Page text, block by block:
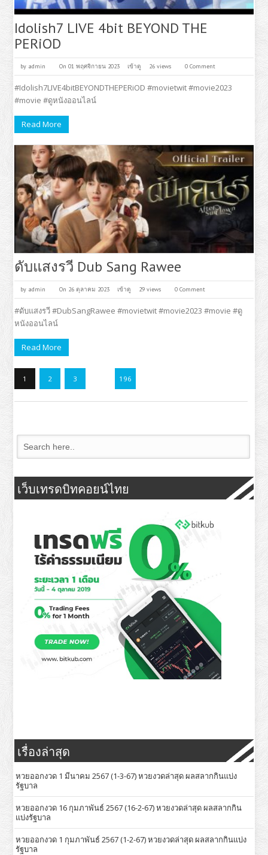
Idolish7 LIVE 4bit BEYOND THE
PERiOD
by admin On 01 พฤศจิกายน 2023 เข้าดู 26 views 0 Comment
#Idolish7LIVE4bitBEYONDTHEPERiOD #movietwit #movie2023
#movie #ดูหนังออนไลน์
Read More
ดับแสงรวี Dub Sang Rawee
by admin On 26 ตุลาคม 2023 เข้าดู 29 views 0 Comment
#ดับแสงรวี #DubSangRawee #movietwit #movie2023 #movie #ดู
หนังออนไลน์
Read More
1 2 3 196
เว็บเทรดบิทคอยน์ไทย
เรื่องล่าสุด
หวยออกงวด 1 มีนาคม 2567 (1-3-67) หวยงวดล่าสุด ผลสลากกินแบ่ง
รัฐบาล
หวยออกงวด 16 กุมภาพันธ์ 2567 (16-2-67) หวยงวดล่าสุด ผลสลากกิน
แบ่งรัฐบาล
หวยออกงวด 1 กุมภาพันธ์ 2567 (1-2-67) หวยงวดล่าสุด ผลสลากกินแบ่ง
รัฐบาล